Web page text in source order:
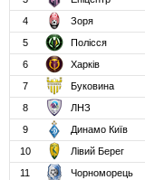
4
Зоря
5
Полісся
6
Харків
7
Буковина
8
ЛНЗ
9
Динамо Київ
10
Лівий Берег
11
Чорноморець